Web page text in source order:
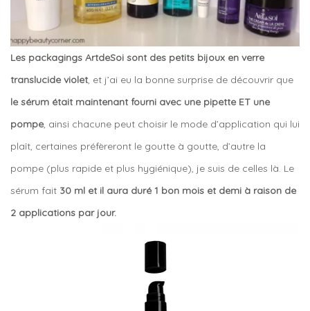
Les packagings ArtdeSoi sont des petits bijoux en verre
translucide violet, et j’ai eu la bonne surprise de découvrir que
le sérum était maintenant fourni avec une pipette ET une
pompe, ainsi chacune peut choisir le mode d’application qui lui
plaît, certaines préfèreront le goutte à goutte, d’autre la
pompe (plus rapide et plus hygiénique), je suis de celles là. Le
sérum fait 30 ml et il aura duré 1 bon mois et demi à raison de
2 applications par jour.